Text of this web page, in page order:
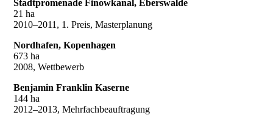
Stadtpromenade Finowkanal, Eberswalde
21 ha
2010–2011, 1. Preis, Masterplanung
Nordhafen, Kopenhagen
673 ha
2008, Wettbewerb
Benjamin Franklin Kaserne
144 ha
2012–2013, Mehrfachbeauftragung